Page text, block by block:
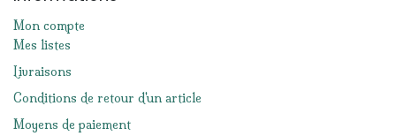
Mon compte
Mes listes
Livraisons
Conditions de retour d'un article
Moyens de paiement